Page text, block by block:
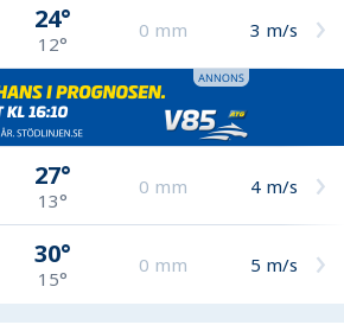
24°
12°
0 mm 3 m/s
27°
13°
0 mm 4 m/s
30°
15°
0 mm 5 m/s